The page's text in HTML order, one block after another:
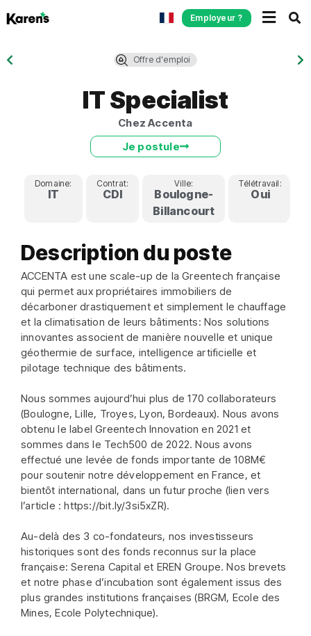
Employeur ?
Offre d'emploi
IT Specialist
Chez Accenta
Je postule
Domaine:
IT
Contrat:
CDI
Ville:
Boulogne-
Billancourt
Télétravail:
Oui
Description du poste
ACCENTA est une scale-up de la Greentech française
qui permet aux propriétaires immobiliers de
décarboner drastiquement et simplement le chauffage
et la climatisation de leurs bâtiments: Nos solutions
innovantes associent de manière nouvelle et unique
géothermie de surface, intelligence artificielle et
pilotage technique des bâtiments.
Nous sommes aujourd’hui plus de 170 collaborateurs
(Boulogne, Lille, Troyes, Lyon, Bordeaux). Nous avons
obtenu le label Greentech Innovation en 2021 et
sommes dans le Tech500 de 2022. Nous avons
effectué une levée de fonds importante de 108M€
pour soutenir notre développement en France, et
bientôt international, dans un futur proche (lien vers
l’article : https://bit.ly/3si5xZR).
Au-delà des 3 co-fondateurs, nos investisseurs
historiques sont des fonds reconnus sur la place
française: Serena Capital et EREN Groupe. Nos brevets
et notre phase d’incubation sont également issus des
plus grandes institutions françaises (BRGM, Ecole des
Mines, Ecole Polytechnique).